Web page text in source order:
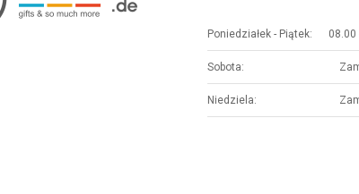
Poniedziałek - Piątek: 08.00
Sobota:
Niedziela: